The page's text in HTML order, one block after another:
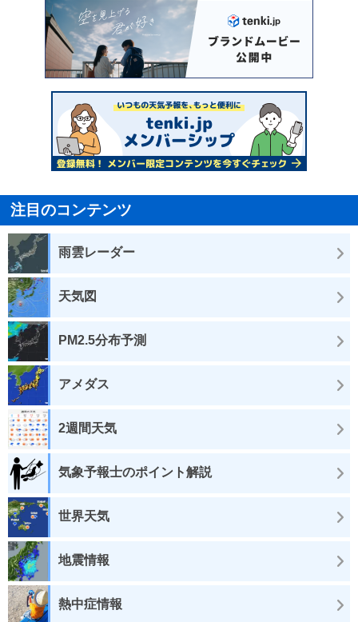
注目のコンテンツ
雨雲レーダー
天気図
PM2.5分布予測
アメダス
2週間天気
気象予報士のポイント解説
世界天気
地震情報
熱中症情報